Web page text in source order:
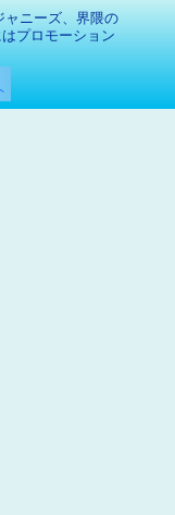
ャニーズ、界隈の
プロモーション